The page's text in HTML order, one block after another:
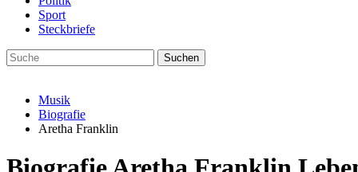
Sport
Steckbriefe
Musik
Biografie
Aretha Franklin